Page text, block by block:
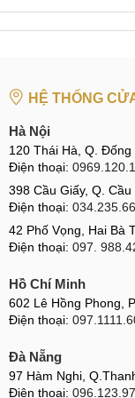
toàn hơn.
Prime, J7 Pro,
Khi dùng máy
các vật sắc
chống trầy ở đâu
cái với giá vô cùng
Dịch vụ Thay
Galaxy J7, J7
Pro, J7 Star tại
Aero, J7 Duo, J7
HỆ THỐNG
Hà Nội
120 Thái Hà, Q. Đống
Điện thoại:
398 Cầu Giấy, Q. Cầu
Điện thoại:
42 Phố Vọng, Hai Bà
Điện thoại: 097.
Hồ Chí Minh
602 Lê Hồng Phong,
Điện thoại:
Đà Nẵng
97 Hàm Nghi,
Điện thoại: